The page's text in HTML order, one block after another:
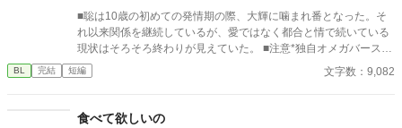
■聡は10歳の初めての発情期の際、大輝に噛まれ番となった。そ
れ以来関係を継続しているが、愛ではなく都合と情で続いている
現状はそろそろ終わりが見えていた。 ■注意*独自オメガバース設
定。■『それは愛か本能か』と同じ世界設定です。関係は一切な
し。
BL 完結 短編 文字数：9,082
食べて欲しいの